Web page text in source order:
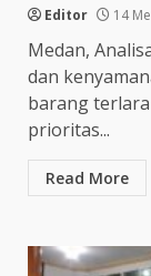
Editor 14
Medan,
dan
barang
prioritas...
Read More